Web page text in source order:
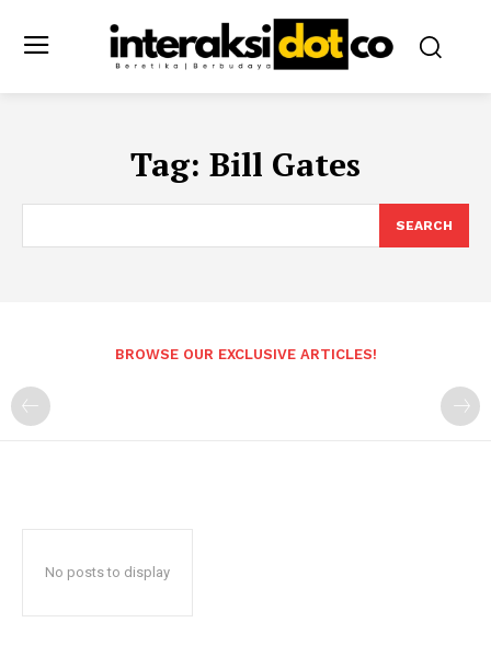
Tag: Bill Gates
SEARCH
BROWSE OUR EXCLUSIVE ARTICLES!
No posts to display